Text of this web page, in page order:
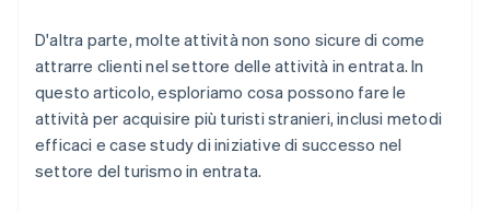
D'altra parte, molte attività non sono sicure di come
attrarre clienti nel settore delle attività in entrata. In
questo articolo, esploriamo cosa possono fare le
attività per acquisire più turisti stranieri, inclusi metodi
efficaci e case study di iniziative di successo nel
settore del turismo in entrata.